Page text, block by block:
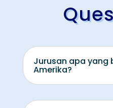
Jurusan apa yang
Amerika?